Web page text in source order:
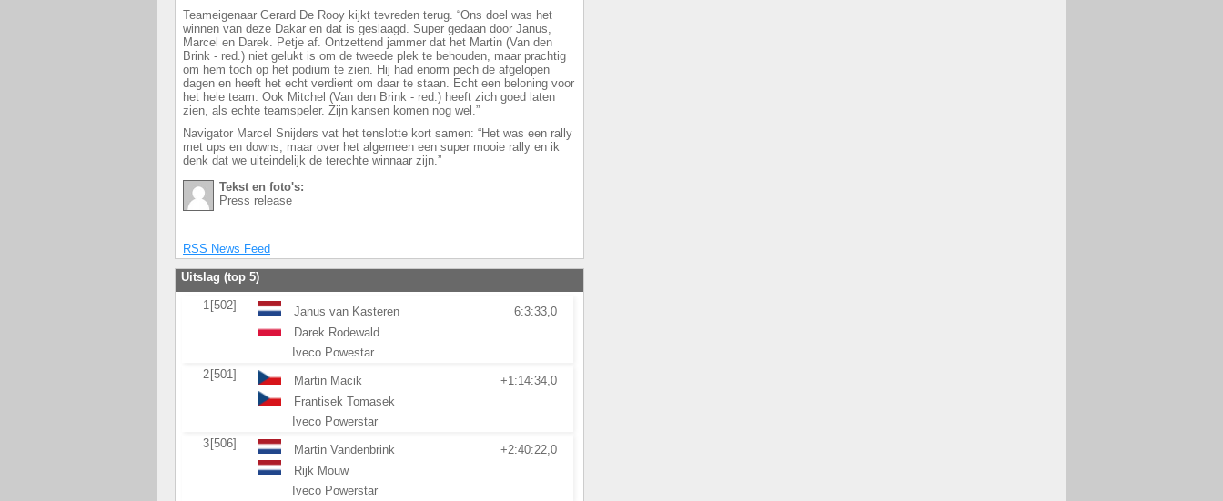
Teameigenaar Gerard De Rooy kijkt tevreden terug. “Ons doel was het
winnen van deze Dakar en dat is geslaagd. Super gedaan door Janus,
Marcel en Darek. Petje af. Ontzettend jammer dat het Martin (Van den
Brink - red.) niet gelukt is om de tweede plek te behouden, maar prachtig
om hem toch op het podium te zien. Hij had enorm pech de afgelopen
dagen en heeft het echt verdient om daar te staan. Echt een beloning voor
het hele team. Ook Mitchel (Van den Brink - red.) heeft zich goed laten
zien, als echte teamspeler. Zijn kansen komen nog wel.”
Navigator Marcel Snijders vat het tenslotte kort samen: “Het was een rally
met ups en downs, maar over het algemeen een super mooie rally en ik
denk dat we uiteindelijk de terechte winnaar zijn.”
Tekst en foto's:
Press release
RSS News Feed
Uitslag (top 5)
1 [502] Janus van Kasteren
6:3:33,0
Darek Rodewald
Iveco Powestar
2 [501] Martin Macik
+1:14:34,0
Frantisek Tomasek
Iveco Powerstar
3 [506] Martin Vandenbrink
+2:40:22,0
Rijk Mouw
Iveco Powerstar